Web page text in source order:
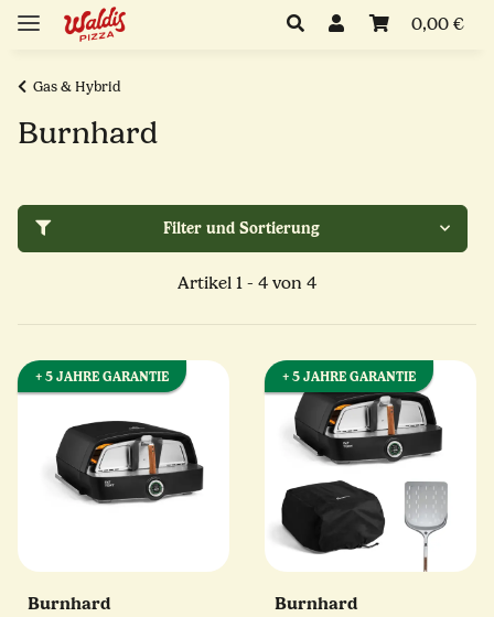
0,00 €
Gas & Hybrid
Burnhard
Filter und Sortierung
Artikel 1 - 4 von 4
+ 5 JAHRE GARANTIE
Burnhard
+ 5 JAHRE GARANTIE
Burnhard